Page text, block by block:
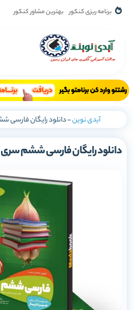
برنامه ریزی کنکور بهترین مشاور کنکور
آیدی نوین-دانلود رایگان فارسی
دانلود رایگان فارسی ششم سری